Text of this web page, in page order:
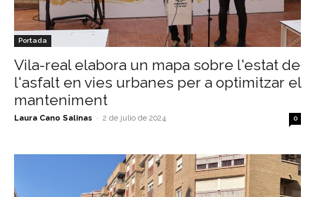
Portada
Vila-real elabora un mapa sobre l'estat de
l'asfalt en vies urbanes per a optimitzar el
manteniment
Laura Cano Salinas - 2 de julio de 2024 0